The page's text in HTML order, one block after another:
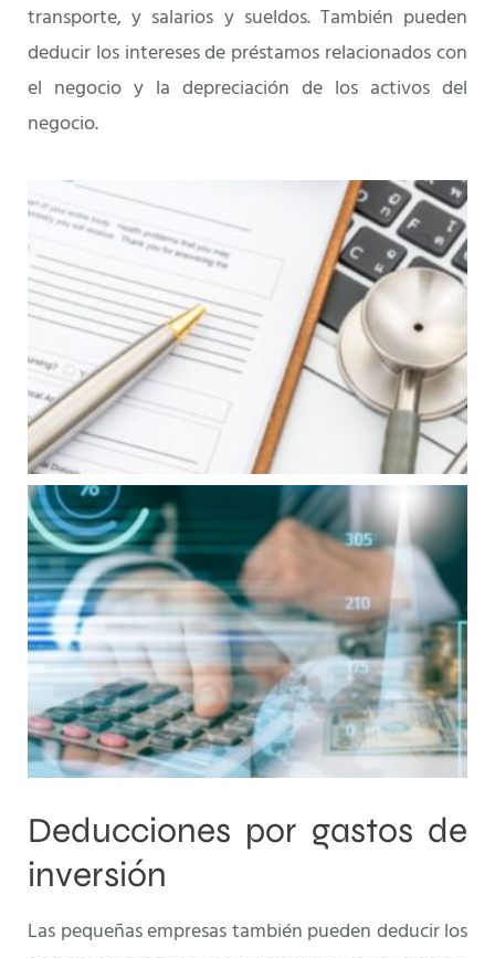
transporte, y salarios y sueldos. También pueden
deducir los intereses de préstamos relacionados con
el negocio y la depreciación de los activos del
negocio.
Deducciones por gastos de
inversión
Las pequeñas empresas también pueden deducir los